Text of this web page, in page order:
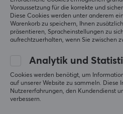
Paladone
Minecraft - Torch Lampe
Voraussetzung für die korrekte und
Diese Cookies werden unter anderem
Warenkorb zu speichern, Ihnen
präsentieren, Spracheinstellungen zu
aufrechtzuerhalten, wenn Sie zwischen
Analytik und
Cookies werden benötigt, um
auf unserer Website zu sammeln. Diese
Nutzererfahrungen, den Kundendienst
verbessern.